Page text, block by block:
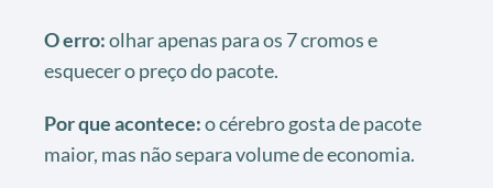
O erro:olhar apenas para os 7 cromos e
esquecer o preço do pacote.
Por que acontece:o cérebro gosta de pacote
maior, mas não separa volume de economia.